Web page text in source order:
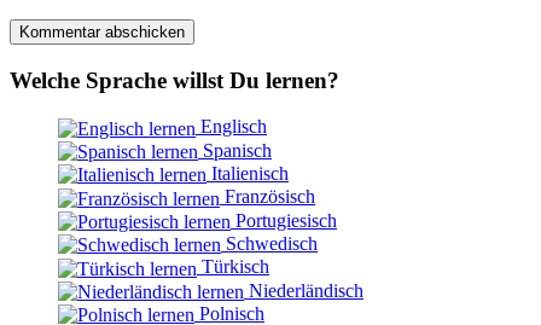
Welche Sprache willst Du lernen?
Englisch
Spanisch
Italienisch
Französisch
Portugiesisch
Schwedisch
Türkisch
Niederländisch
Polnisch